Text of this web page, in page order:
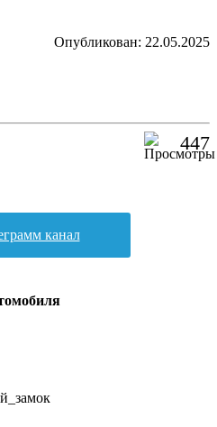
Опубликован: 22.05.2025
447
канал